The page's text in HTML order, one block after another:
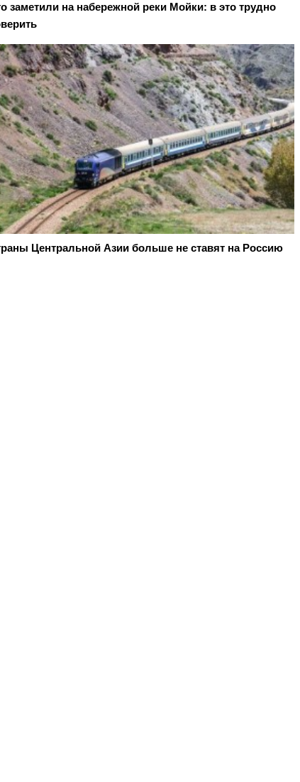
заметили на набережной реки Мойки: в это трудно
Центральной Азии больше не ставят на Россию